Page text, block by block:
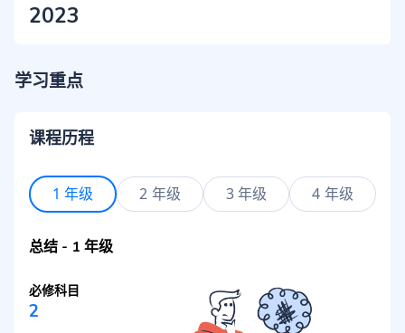
2023
学习重点
课程历程
1 年级 2 年级 3 年级 4 年级
总结 - 1 年级
必修科目
2